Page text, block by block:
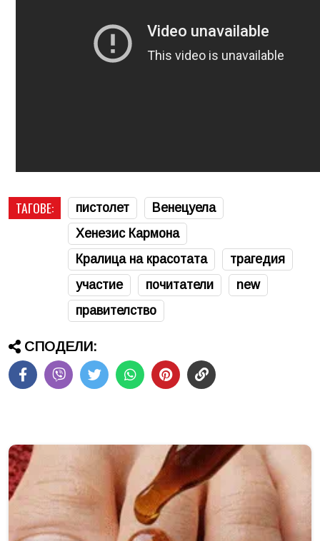
ТАГОВЕ: пистолет
Венецуела
Хенезис Кармона
Кралица на красотата
трагедия
участие
почитатели
new
правителство
СПОДЕЛИ: